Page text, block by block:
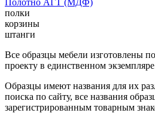
полки
корзины
штанги
Все образцы мебели изготовлены
проекту в единственном
Образцы имеют названия для их
поиска по сайту, все названия
зарегистрированным товарным